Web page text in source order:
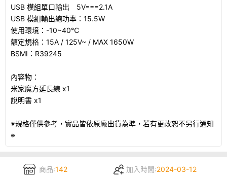
USB 模組單口輸出 5V===2.1A
USB 模組輸出總功率：15.5W
使用環境：-10~40℃
額定規格：15A / 125V~ / MAX 1650W
BSMI：R39245
內容物：
米家魔方延長線 x1
說明書 x1
※規格僅供參考，實品皆依原廠出貨為準，若有更改恕不另行通知
※
商品:142 加入時間:2024-03-12